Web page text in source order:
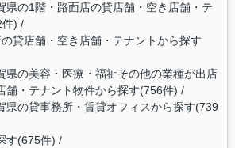
県の1階・路面店の貸店舗・空き店舗・テ
)
貸店舗・空き店舗・テナントから探す
県の美容・医療・福祉その他の業種が出店
舗・テナント物件から探す(756件)
県の貸事務所・賃貸オフィスから探す(739
す(675件)